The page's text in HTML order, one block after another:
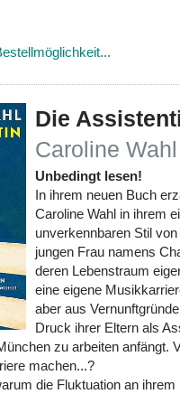
Die
Caroline Wahl
Unbedingt lesen!
In ihrem neuen Buch
Caroline Wahl in ihrem
unverkennbaren Stil von
jungen Frau namens
deren Lebenstraum
eine eigene
aber aus
Druck ihrer Eltern als
zu arbeiten anfängt.
machen...?
die Fluktuation an ihrem